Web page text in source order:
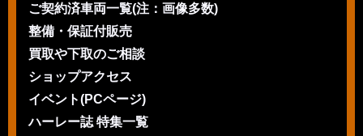
ご契約済車両一覧(注：画像多数)
整備・保証付販売
買取や下取のご相談
ショップアクセス
イベント(PCページ)
ハーレー誌 特集一覧